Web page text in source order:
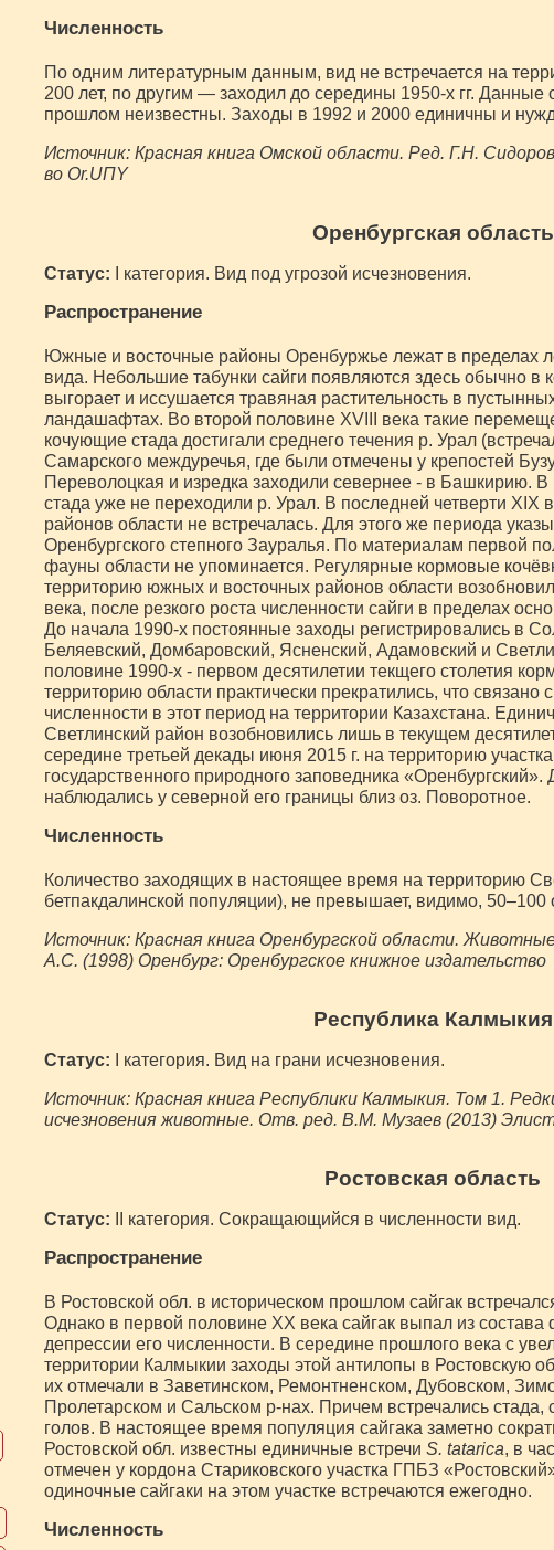
Численность
По одним литературным данным, вид не встречается на
200 лет, по другим — заходил до середины 1950-х гг. Данные
прошлом неизвестны. Заходы в 1992 и 2000 единичны и
Источник: Красная книга Омской области. Ред. Г.Н.
во Or.UПY
Оренбургская область
Статус: I категория. Вид под угрозой исчезновения.
Распространение
Южные и восточные районы Оренбуржье лежат в пределах
вида. Небольшие табунки сайги появляются здесь обычно в
выгорает и иссушается травяная растительность в
ландашафтах. Во второй половине XVIII века такие
кочующие стада достигали среднего течения р. Урал
Самарского междуречья, где были отмечены у крепостей
Переволоцкая и изредка заходили севернее - в Башкирию.
стада уже не переходили р. Урал. В последней четверти XIX
районов области не встречалась. Для этого же периода
Оренбургского степного Зауралья. По материалам первой
фауны области не упоминается. Регулярные кормовые
территорию южных и восточных районов области
века, после резкого роста численности сайги в пределах
До начала 1990-х постоянные заходы регистрировались в
Беляевский, Домбаровский, Ясненский, Адамовский и
половине 1990-х - первом десятилетии текщего столетия
территорию области практически прекратились, что
численности в этот период на территории Казахстана.
Светлинский район возобновились лишь в текущем
середине третьей декады июня 2015 г. на территорию
государственного природного заповедника
наблюдались у северной его границы близ оз. Поворотное.
Численность
Количество заходящих в настоящее время на территорию
бетпакдалинской популяции), не превышает, видимо, 50–100
Источник: Красная книга Оренбургской области.
А.С. (1998) Оренбург: Оренбургское книжное издательство
Республика Калмыкия
Статус: I категория. Вид на грани исчезновения.
Источник: Красная книга Республики Калмыкия. Том 1.
исчезновения животные. Отв. ред. В.М. Музаев (2013)
Ростовская область
Статус: II категория. Сокращающийся в численности вид.
Распространение
В Ростовской обл. в историческом прошлом сайгак
Однако в первой половине ХХ века сайгак выпал из
депрессии его численности. В середине прошлого века с
территории Калмыкии заходы этой антилопы в Ростовскую
их отмечали в Заветинском, Ремонтненском, Дубовском,
Пролетарском и Сальском р-нах. Причем встречались
голов. В настоящее время популяция сайгака заметно
Ростовской обл. известны единичные встречи S. tatarica, в
отмечен у кордона Стариковского участка ГПБЗ
одиночные сайгаки на этом участке встречаются ежегодно.
Численность